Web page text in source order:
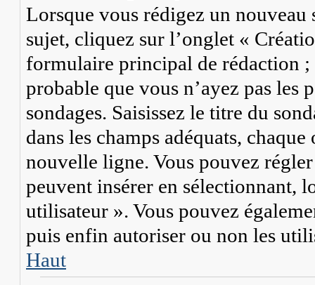
Lorsque vous rédigez un nouveau
sujet, cliquez sur l’onglet «
formulaire principal de rédaction ;
probable que vous n’ayez pas les
sondages. Saisissez le titre du
dans les champs adéquats,
nouvelle ligne. Vous pouvez
peuvent insérer en sélectionnant,
utilisateur ». Vous pouvez
puis enfin autoriser ou non les
Haut